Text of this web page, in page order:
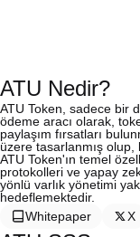
ATU Nedir?
ATU Token, sadece bir
ödeme aracı olarak,
paylaşım fırsatları
üzere tasarlanmış olup,
ATU Token'ın temel
protokolleri ve yapay
yönlü varlık yönetimi
hedeflemektedir.
Whitepaper
X